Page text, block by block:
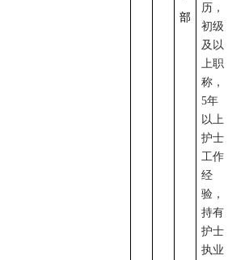
部
历，
初级
及以
上职
称，
5年
以上
护士
工作
经
验，
持有
护士
执业